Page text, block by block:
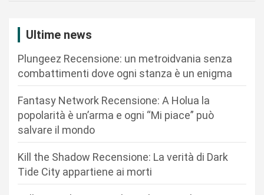
Ultime news
Plungeez Recensione: un metroidvania senza
combattimenti dove ogni stanza è un enigma
Fantasy Network Recensione: A Holua la
popolarità è un’arma e ogni “Mi piace” può
salvare il mondo
Kill the Shadow Recensione: La verità di Dark
Tide City appartiene ai morti